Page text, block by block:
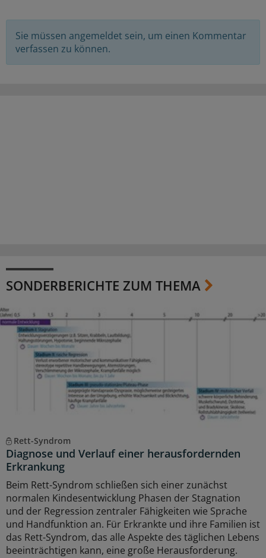
Sie müssen angemeldet sein, um einen Kommentar
verfassen zu können.
SONDERBERICHTE ZUM THEMA
Rett-Syndrom
Diagnose und Verlauf einer herausfordernden
Erkrankung
Beim Rett-Syndrom schließen sich einer zunächst
normalen Kindesentwicklung Phasen der Stagnation
und der Regression zentraler Fähigkeiten wie Sprache
und Handfunktion an. Für Erkrankte und ihre Familien ist
das Rett-Syndrom, das alle Aspekte des täglichen Lebens
beeinträchtigen kann, eine große Herausforderung.